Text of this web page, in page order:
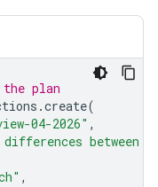
plan
.create(
04-2026" ,
differences between
,